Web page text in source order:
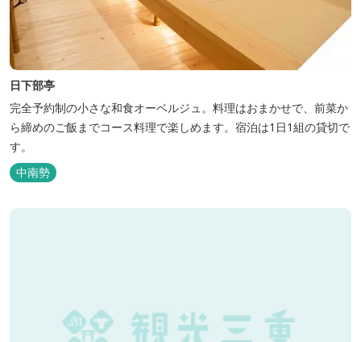
日下部亭
完全予約制の小さな和食オーベルジュ。料理はおまかせで、前菜か
ら締めのご飯までコース料理で楽しめます。宿泊は1日1組の貸切で
す。
中南勢